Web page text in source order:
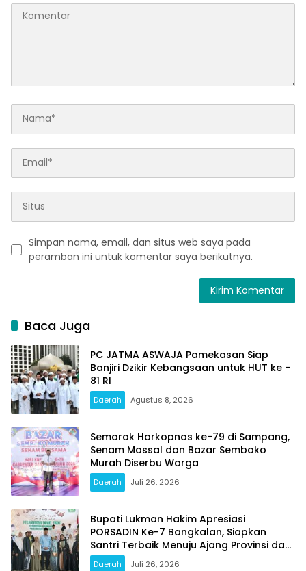
Simpan nama, email, dan situs web saya pada
peramban ini untuk komentar saya berikutnya.
Baca Juga
PC JATMA ASWAJA Pamekasan Siap
Banjiri Dzikir Kebangsaan untuk HUT ke –
81 RI
Daerah Agustus 8, 2026
Semarak Harkopnas ke-79 di Sampang,
Senam Massal dan Bazar Sembako
Murah Diserbu Warga
Daerah Juli 26, 2026
Bupati Lukman Hakim Apresiasi
PORSADIN Ke-7 Bangkalan, Siapkan
Santri Terbaik Menuju Ajang Provinsi dan
Nasional
Daerah Juli 26, 2026